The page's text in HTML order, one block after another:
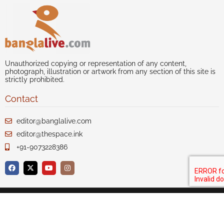
Unauthorized copying or representation of any content,
photograph, illustration or artwork from any section of this site is
strictly prohibited.
Contact
editor@banglalive.com
editor@thespace.ink
+91-9073228386